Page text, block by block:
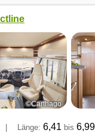
©Carthago
Länge: 6,41 bis 6,99